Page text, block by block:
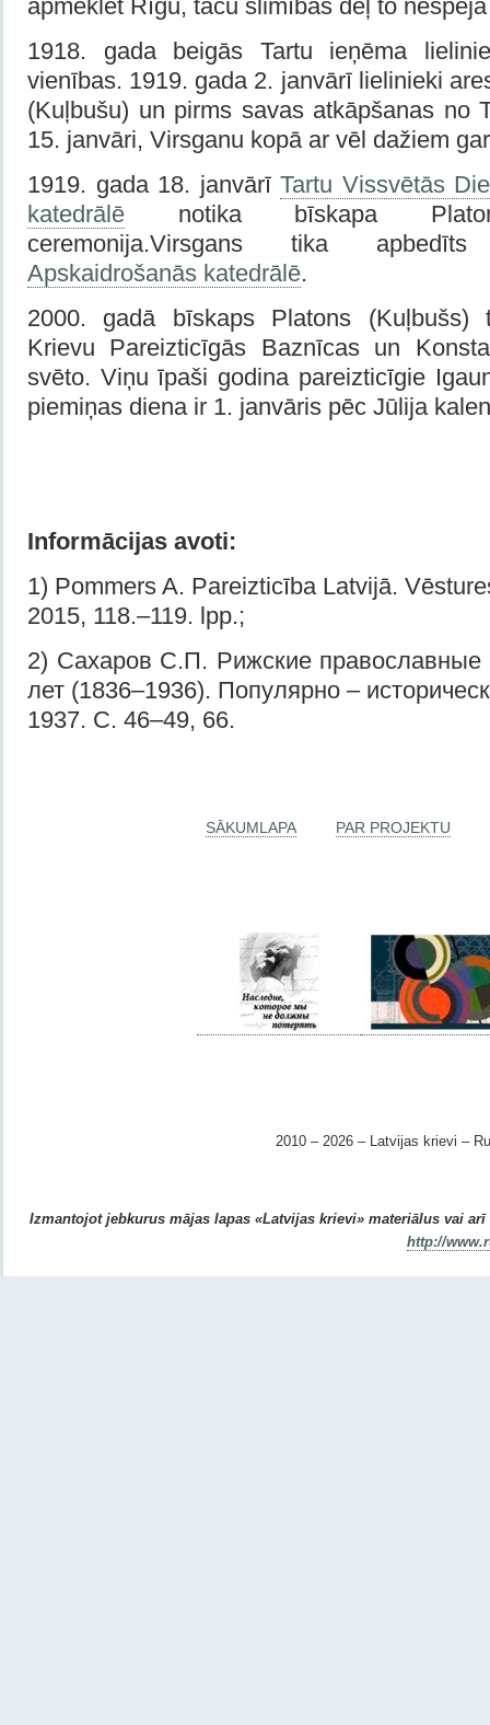
apmeklēt Rīgu, taču slimības dēļ to
1918. gada beigās Tartu ieņēma
vienības. 1919. gada 2. janvārī lielinieki
(Kuļbušu) un pirms savas atkāpšanas no
15. janvāri, Virsganu kopā ar vēl dažiem
1919. gada 18. janvārīTartu Vissvētās
katedrālē notika bīskapa
ceremonija.Virsgans tika
Apskaidrošanās katedrālē.
2000. gadā bīskaps Platons (Kuļbušs)
Krievu Pareizticīgās Baznīcas un
svēto. Viņu īpaši godina pareizticīgie
piemiņas diena ir 1. janvāris pēc Jūlija
Informācijas avoti:
1) Pommers A. Pareizticība Latvijā.
2015, 118.–119. lpp.;
2) Сахаров С.П. Рижские православные
лет (1836–1936). Популярно –
1937. С. 46–49, 66.
SĀKUMLAPA PAR PROJEKTU
2010 – 2026 – Latvijas krievi –
Izmantojot jebkurus mājas lapas «Latvijas krievi» materiālus vai
http://